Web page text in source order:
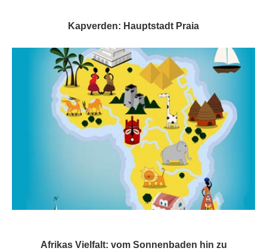
Kapverden: Hauptstadt Praia
Afrikas Vielfalt: vom Sonnenbaden hin zu